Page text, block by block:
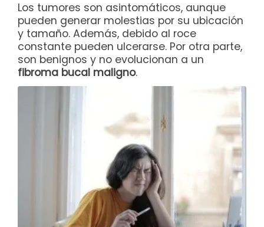
Los tumores son asintomáticos, aunque
pueden generar molestias por su ubicación
y tamaño. Además, debido al roce
constante pueden ulcerarse. Por otra parte,
son benignos y no evolucionan a un
fibroma bucal maligno.